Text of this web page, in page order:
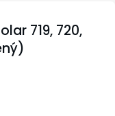
719, 720,